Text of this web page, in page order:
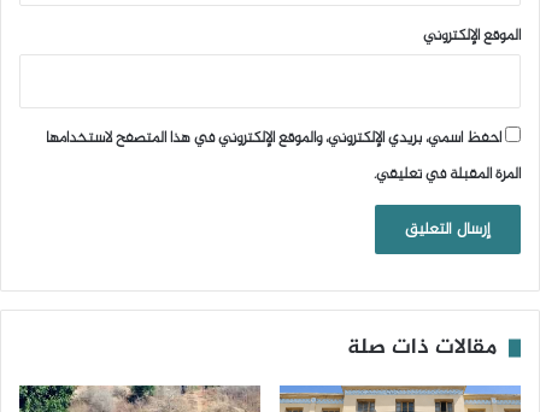
الموقع الإلكتروني
احفظ اسمي، بريدي الإلكتروني، والموقع الإلكتروني في هذا المتصفح لاستخدامها
المرة المقبلة في تعليقي.
مقالات ذات صلة